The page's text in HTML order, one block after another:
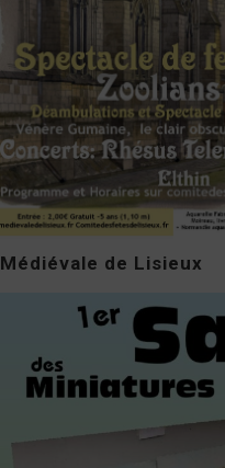
Médiévale de Lisieux